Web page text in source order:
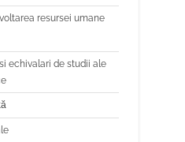
resursei umane
echivalari de studii ale